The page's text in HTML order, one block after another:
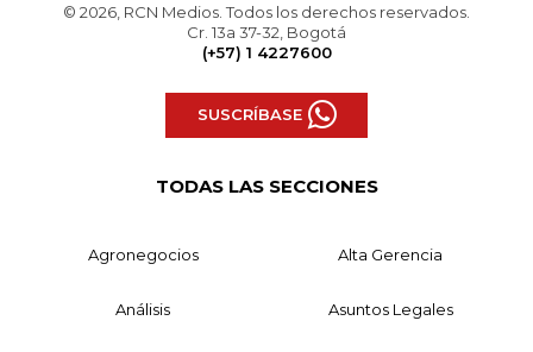
© 2026, RCN Medios. Todos los derechos reservados.
Cr. 13a 37-32, Bogotá
(+57) 1 4227600
SUSCRÍBASE
TODAS LAS SECCIONES
Agronegocios Alta Gerencia
Análisis Asuntos Legales